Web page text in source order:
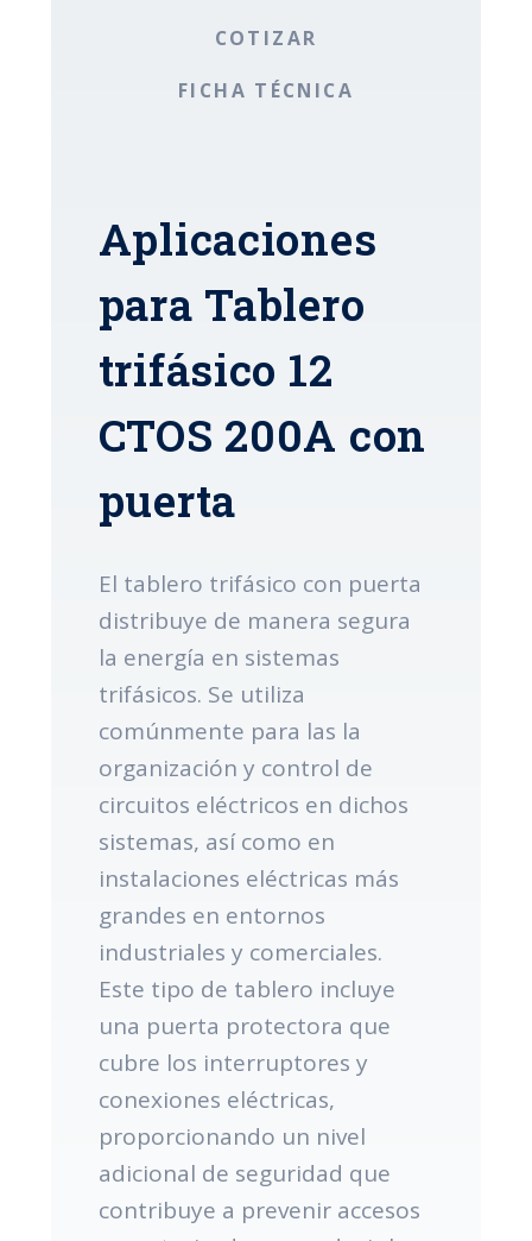
COTIZAR
FICHA TÉCNICA
Aplicaciones
para Tablero
trifásico 12
CTOS 200A con
puerta
El tablero trifásico con puerta
distribuye de manera segura
la energía en sistemas
trifásicos. Se utiliza
comúnmente para las la
organización y control de
circuitos eléctricos en dichos
sistemas, así como en
instalaciones eléctricas más
grandes en entornos
industriales y comerciales.
Este tipo de tablero incluye
una puerta protectora que
cubre los interruptores y
conexiones eléctricas,
proporcionando un nivel
adicional de seguridad que
contribuye a prevenir accesos